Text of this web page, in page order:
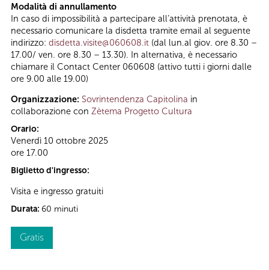
Modalità di annullamento
In caso di impossibilità a partecipare all’attività prenotata, è
necessario comunicare la disdetta tramite email al seguente
indirizzo: disdetta.visite@060608.it (dal lun.al giov. ore 8.30 –
17.00/ ven. ore 8.30 – 13.30). In alternativa, è necessario
chiamare il Contact Center 060608 (attivo tutti i giorni dalle
ore 9.00 alle 19.00)
Organizzazione: Sovrintendenza Capitolina in
collaborazione con Zètema Progetto Cultura
Orario:
Venerdì 10 ottobre 2025
ore 17.00
Biglietto d'ingresso:
Visita e ingresso gratuiti
Durata: 60 minuti
Gratis